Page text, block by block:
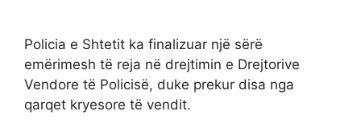
Policia e Shtetit ka finalizuar një sërë
emërimesh të reja në drejtimin e Drejtorive
Vendore të Policisë, duke prekur disa nga
qarqet kryesore të vendit.